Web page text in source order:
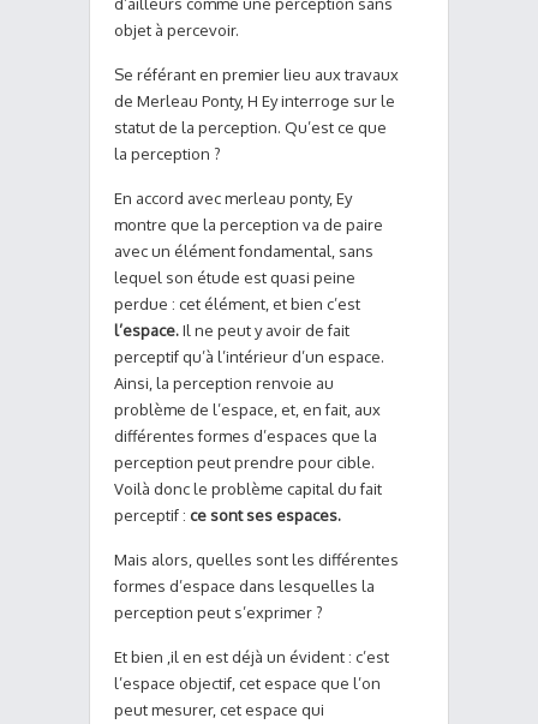
d’ailleurs comme une perception sans
objet à percevoir.
Se référant en premier lieu aux travaux
de Merleau Ponty, H Ey interroge sur le
statut de la perception. Qu’est ce que
la perception ?
En accord avec merleau ponty, Ey
montre que la perception va de paire
avec un élément fondamental, sans
lequel son étude est quasi peine
perdue : cet élément, et bien c’est
l’espace.Il ne peut y avoir de fait
perceptif qu’à l’intérieur d’un espace.
Ainsi, la perception renvoie au
problème de l’espace, et, en fait, aux
différentes formes d’espaces que la
perception peut prendre pour cible.
Voilà donc le problème capital du fait
perceptif : ce sont ses espaces.
Mais alors, quelles sont les différentes
formes d’espace dans lesquelles la
perception peut s’exprimer ?
Et bien ,il en est déjà un évident : c’est
l’espace objectif, cet espace que l’on
peut mesurer, cet espace qui